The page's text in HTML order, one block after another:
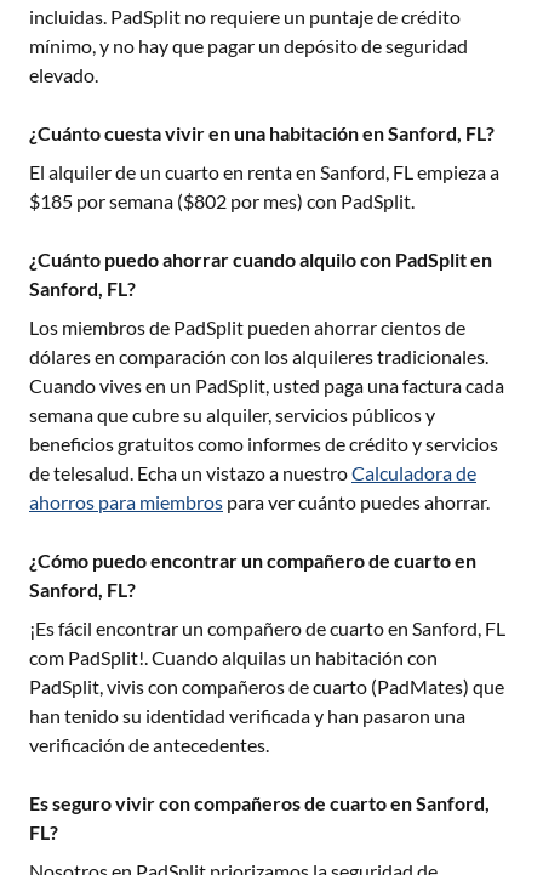
incluidas. PadSplit no requiere un puntaje de crédito
mínimo, y no hay que pagar un depósito de seguridad
elevado.
¿Cuánto cuesta vivir en una habitación en Sanford, FL?
El alquiler de un cuarto en renta en Sanford, FLempieza a
$185 por semana ($802 por mes) con PadSplit.
¿Cuánto puedo ahorrar cuando alquilo con PadSplit en
Sanford, FL?
Los miembros de PadSplit pueden ahorrar cientos de
dólares en comparación con los alquileres tradicionales.
Cuando vives en un PadSplit, usted paga una factura cada
semana que cubre su alquiler, servicios públicos y
beneficios gratuitos como informes de crédito y servicios
de telesalud. Echa un vistazo a nuestroCalculadora de
ahorros para miembros para ver cuánto puedes ahorrar.
¿Cómo puedo encontrar un compañero de cuarto en
Sanford, FL?
¡Es fácil encontrar un compañero de cuarto en Sanford, FL
com PadSplit!. Cuando alquilas un habitación con
PadSplit, vivis con compañeros de cuarto (PadMates) que
han tenido su identidad verificada y han pasaron una
verificación de antecedentes.
Es seguro vivir con compañeros de cuarto en Sanford,
FL?